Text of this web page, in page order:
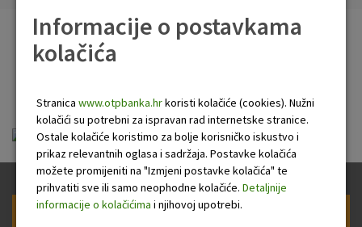
Globalna tržišta
O nama
OTP tekući račun (u
FID-OTP_Tekući račun 15.11.2025.pdf
Informacije o postavkama
kolačića
Stranica www.otpbanka.hrkoristi kolačiće (cookies). Nužni
kolačići su potrebni za ispravan rad internetske stranice.
Ostale kolačiće koristimo za bolje korisničko iskustvo i
prikaz relevantnih oglasa i sadržaja. Postavke kolačića
možete promijeniti na "Izmjeni postavke kolačića" te
prihvatiti sve ili samo neophodne kolačiće. Detaljnije
informacije o kolačićima i njihovoj upotrebi.